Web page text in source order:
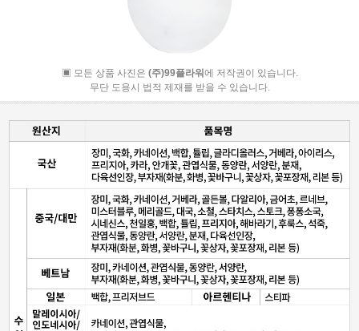
▣ 모든 상품 사진은 (주)99플라워에 저작권이 있습니다.
무단 도용시 법적 제재를 받을 수 있습니다.